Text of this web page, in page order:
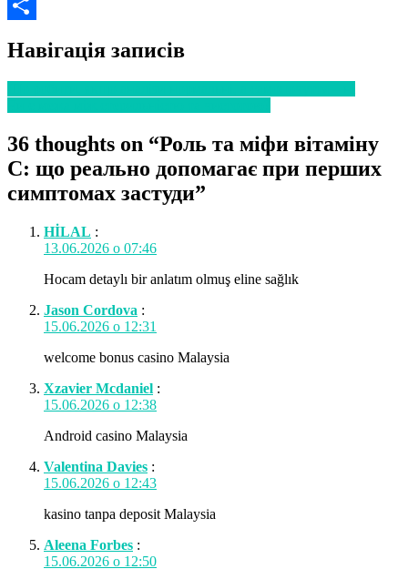
Email
Навігація записів
36 thoughts on “Роль та міфи вітаміну
С: що реально допомагає при перших
симптомах застуди”
HİLAL :
13.06.2026 о 07:46
Hocam detaylı bir anlatım olmuş eline sağlık
Jason Cordova :
15.06.2026 о 12:31
welcome bonus casino Malaysia
Xzavier Mcdaniel :
15.06.2026 о 12:38
Android casino Malaysia
Valentina Davies :
15.06.2026 о 12:43
kasino tanpa deposit Malaysia
Aleena Forbes :
15.06.2026 о 12:50